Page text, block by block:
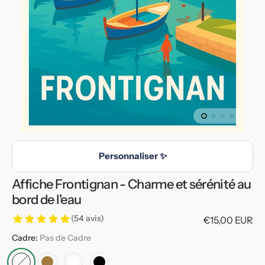
en
vedette
dans
la
de
la
Personnaliser ✨
Affiche Frontignan - Charme et sérénité au
bord de l'eau
(54 avis)
Prix
€15,00 EUR
Cadre: Pas de Cadre